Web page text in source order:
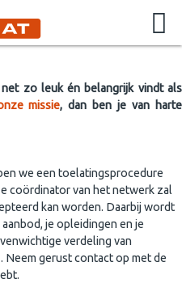
zo leuk én belangrijk vindt als
missie, dan ben je van harte
we een toelatingsprocedure
coördinator van het netwerk zal
kan worden. Daarbij wordt
je opleidingen en je
verdeling van
Neem gerust contact op met de